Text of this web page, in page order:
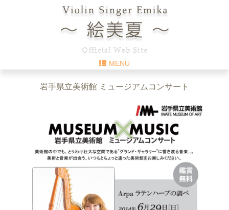
MENU
岩手県立美術館 ミュージアムコンサート